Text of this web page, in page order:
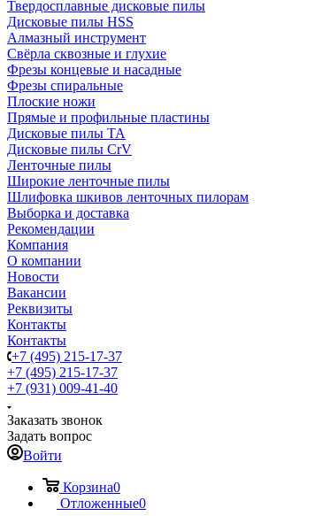
Твердосплавные дисковые пилы
Дисковые пилы HSS
Алмазный инструмент
Свёрла сквозные и глухие
Фрезы концевые и насадные
Фрезы спиральные
Плоские ножи
Прямые и профильные пластины
Дисковые пилы TA
Дисковые пилы CrV
Ленточные пилы
Широкие ленточные пилы
Шлифовка шкивов ленточных пилорам
Выборка и доставка
Рекомендации
Компания
О компании
Новости
Вакансии
Реквизиты
Контакты
Контакты
+7 (495) 215-17-37
+7 (495) 215-17-37
+7 (931) 009-41-40
Заказать звонок
Задать вопрос
Войти
Корзина0
Отложенные0